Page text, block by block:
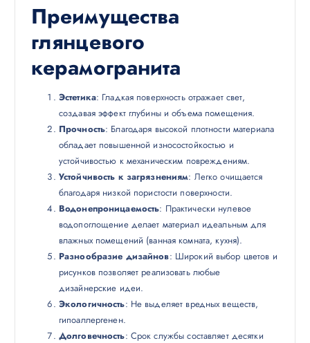
Преимущества
глянцевого
керамогранита
Эстетика: Гладкая поверхность отражает свет,
создавая эффект глубины и объема помещения.
Прочность: Благодаря высокой плотности материала
обладает повышенной износостойкостью и
устойчивостью к механическим повреждениям.
Устойчивость к загрязнениям: Легко очищается
благодаря низкой пористости поверхности.
Водонепроницаемость: Практически нулевое
водопоглощение делает материал идеальным для
влажных помещений (ванная комната, кухня).
Разнообразие дизайнов: Широкий выбор цветов и
рисунков позволяет реализовать любые
дизайнерские идеи.
Экологичность: Не выделяет вредных веществ,
гипоаллергенен.
Долговечность: Срок службы составляет десятки